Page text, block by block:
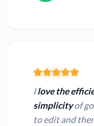
Ilove the
simplicityof
to edit and